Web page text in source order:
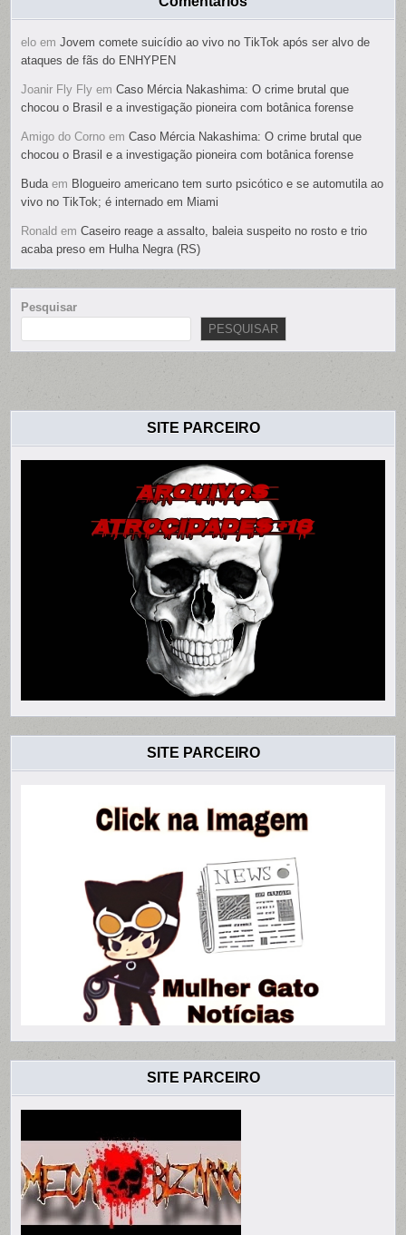
elo emJovem comete suicídio ao vivo no TikTok após ser alvo de
ataques de fãs do ENHYPEN
Joanir Fly Fly emCaso Mércia Nakashima: O crime brutal que
chocou o Brasil e a investigação pioneira com botânica forense
Amigo do Corno emCaso Mércia Nakashima: O crime brutal que
chocou o Brasil e a investigação pioneira com botânica forense
Budaem Blogueiro americano tem surto psicótico e se automutila ao
vivo no TikTok; é internado em Miami
Ronald emCaseiro reage a assalto, baleia suspeito no rosto e trio
acaba preso em Hulha Negra (RS)
Pesquisar
PESQUISAR
SITE PARCEIRO
SITE PARCEIRO
SITE PARCEIRO